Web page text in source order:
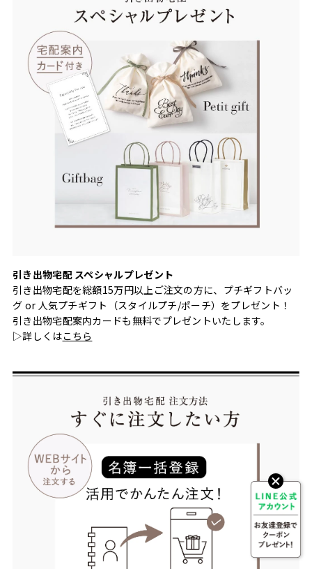
引き出物宅配 スペシャルプレゼント
引き出物宅配を総額15万円以上ご注文の方に、プチギフトバッ
グ or 人気プチギフト（スタイルプチ/ポーチ）をプレゼント！
引き出物宅配案内カードも無料でプレゼントいたします。
▷詳しくはこちら